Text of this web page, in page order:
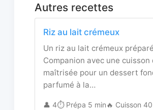
Autres recettes
Riz au lait crémeux
Un riz au lait crémeux
Companion avec une cuisson
maîtrisée pour un dessert
parfumé à la…
👤 4⏱️ Prépa 5 min🔥 Cuisson